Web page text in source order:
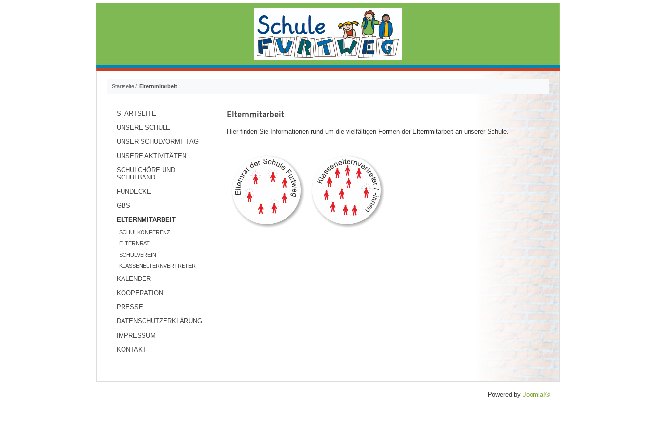
Startseite Elternmitarbeit
STARTSEITE
UNSERE SCHULE
UNSER SCHULVORMITTAG
UNSERE AKTIVITÄTEN
SCHULCHÖRE UND
SCHULBAND
FUNDECKE
GBS
ELTERNMITARBEIT
SCHULKONFERENZ
ELTERNRAT
SCHULVEREIN
KLASSENELTERNVERTRETER
KALENDER
KOOPERATION
PRESSE
DATENSCHUTZERKLÄRUNG
IMPRESSUM
KONTAKT
Elternmitarbeit
Hier finden Sie Informationen rund um die vielfältigen Formen der Elternmitarbeit an unserer Schule.
Powered by Joomla!®